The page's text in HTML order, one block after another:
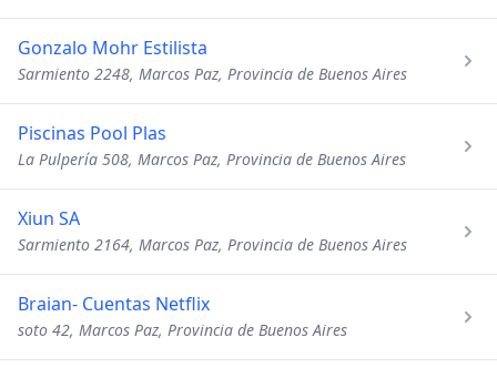
Gonzalo Mohr Estilista
Sarmiento 2248, Marcos Paz, Provincia de Buenos Aires
Piscinas Pool Plas
La Pulpería 508, Marcos Paz, Provincia de Buenos Aires
Xiun SA
Sarmiento 2164, Marcos Paz, Provincia de Buenos Aires
Braian- Cuentas Netflix
soto 42, Marcos Paz, Provincia de Buenos Aires